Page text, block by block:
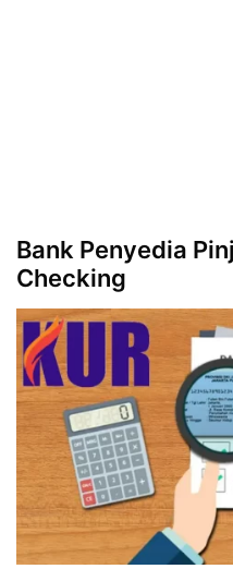
Bank Penyedia
Checking